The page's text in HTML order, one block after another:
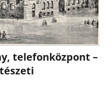
telefonközpont –